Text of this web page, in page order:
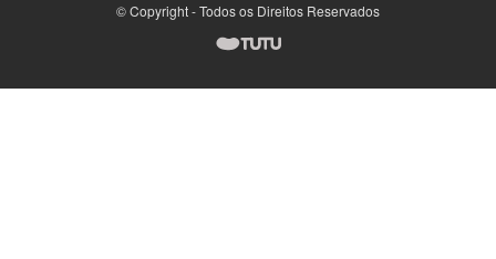
© Copyright - Todos os Direitos Reservados